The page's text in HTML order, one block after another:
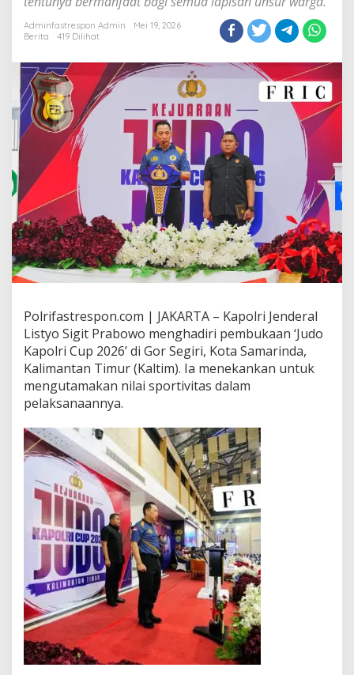
Adminfastrespon Admin
Mei 19, 2026
Berita
419 Dilihat
Polrifastrespon.com | JAKARTA – Kapolri Jenderal
Listyo Sigit Prabowo menghadiri pembukaan ‘Judo
Kapolri Cup 2026’ di Gor Segiri, Kota Samarinda,
Kalimantan Timur (Kaltim). Ia menekankan untuk
mengutamakan nilai sportivitas dalam
pelaksanaannya.